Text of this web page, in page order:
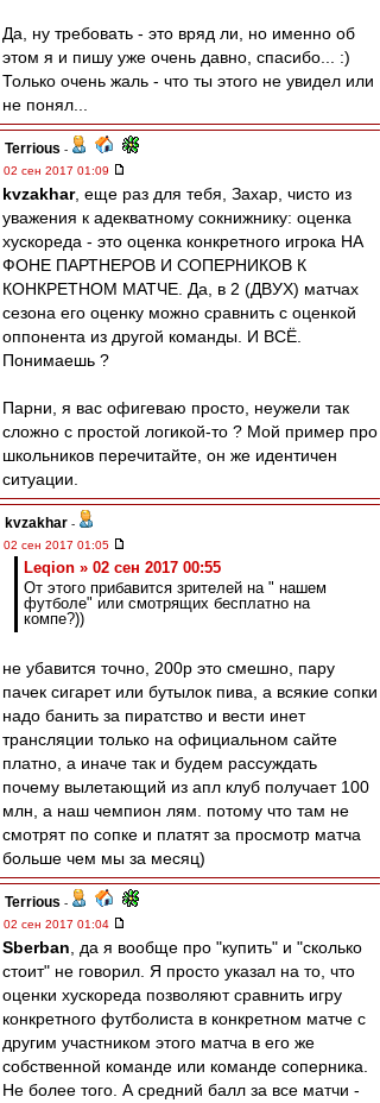
Да, ну требовать - это вряд ли, но именно об
этом я и пишу уже очень давно, спасибо... :)
Только очень жаль - что ты этого не увидел или
не понял...
Terrious -
02 сен 2017 01:09
kvzakhar, еще раз для тебя, Захар, чисто из
уважения к адекватному сокнижнику: оценка
хускореда - это оценка конкретного игрока НА
ФОНЕ ПАРТНЕРОВ И СОПЕРНИКОВ К
КОНКРЕТНОМ МАТЧЕ. Да, в 2 (ДВУХ) матчах
сезона его оценку можно сравнить с оценкой
оппонента из другой команды. И ВСЁ.
Понимаешь ?
Парни, я вас офигеваю просто, неужели так
сложно с простой логикой-то ? Мой пример про
школьников перечитайте, он же идентичен
ситуации.
kvzakhar -
02 сен 2017 01:05
Leqion » 02 сен 2017 00:55
От этого прибавится зрителей на " нашем
футболе" или смотрящих бесплатно на
компе?))
не убавится точно, 200р это смешно, пару
пачек сигарет или бутылок пива, а всякие сопки
надо банить за пиратство и вести инет
трансляции только на официальном сайте
платно, а иначе так и будем рассуждать
почему вылетающий из апл клуб получает 100
млн, а наш чемпион лям. потому что там не
смотрят по сопке и платят за просмотр матча
больше чем мы за месяц)
Terrious -
02 сен 2017 01:04
Sberban , да я вообще про "купить" и "сколько
стоит" не говорил. Я просто указал на то, что
оценки хускореда позволяют сравнить игру
конкретного футболиста в конкретном матче с
другим участником этого матча в его же
собственной команде или команде соперника.
Не более того. А средний балл за все матчи -